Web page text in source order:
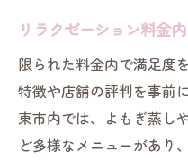
リラクゼーション料金
限られた料金内で満足度
特徴や店舗の評判を事前
東市内では、よもぎ蒸し
ど多様なメニューがあり